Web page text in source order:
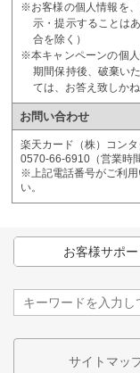
※お客様の個人情報を
示・提示することは
合を除く）
※本キャンペーンの個
期間保持後、破棄い
ては、お答え致しか
お問い合わせ
楽天カード（株）コン
0570-66-6910（営業時
※上記電話番号がご利
い。
お客様サポー
サイトマッ